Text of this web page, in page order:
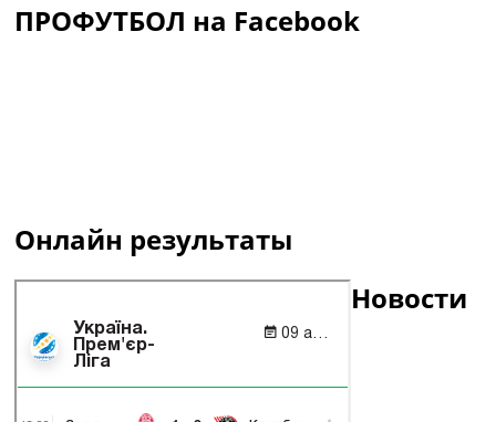
ПРОФУТБОЛ на Facebook
Онлайн результаты
Новости